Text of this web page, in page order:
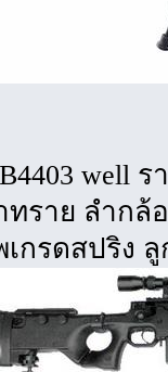
well
ทราย ลำกล้อ
เกรดสปริง